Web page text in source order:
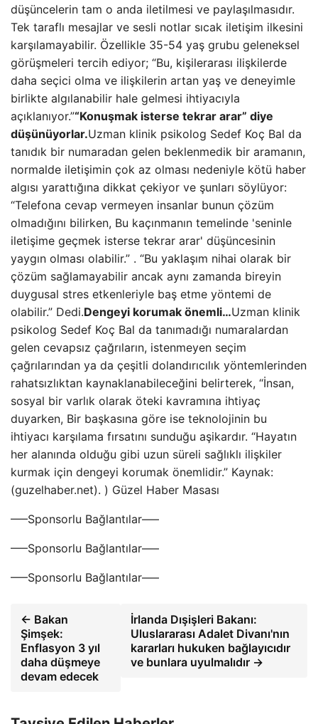
düşüncelerin tam o anda iletilmesi ve paylaşılmasıdır.
Tek taraflı mesajlar ve sesli notlar sıcak iletişim ilkesini
karşılamayabilir. Özellikle 35-54 yaş grubu geleneksel
görüşmeleri tercih ediyor; “Bu, kişilerarası ilişkilerde
daha seçici olma ve ilişkilerin artan yaş ve deneyimle
birlikte algılanabilir hale gelmesi ihtiyacıyla
açıklanıyor.”“Konuşmak isterse tekrar arar” diye
düşünüyorlar.Uzman klinik psikolog Sedef Koç Bal da
tanıdık bir numaradan gelen beklenmedik bir aramanın,
normalde iletişimin çok az olması nedeniyle kötü haber
algısı yarattığına dikkat çekiyor ve şunları söylüyor:
“Telefona cevap vermeyen insanlar bunun çözüm
olmadığını bilirken, Bu kaçınmanın temelinde 'seninle
iletişime geçmek isterse tekrar arar' düşüncesinin
yaygın olması olabilir.” . “Bu yaklaşım nihai olarak bir
çözüm sağlamayabilir ancak aynı zamanda bireyin
duygusal stres etkenleriyle baş etme yöntemi de
olabilir.” Dedi.Dengeyi korumak önemli…Uzman klinik
psikolog Sedef Koç Bal da tanımadığı numaralardan
gelen cevapsız çağrıların, istenmeyen seçim
çağrılarından ya da çeşitli dolandırıcılık yöntemlerinden
rahatsızlıktan kaynaklanabileceğini belirterek, “İnsan,
sosyal bir varlık olarak öteki kavramına ihtiyaç
duyarken, Bir başkasına göre ise teknolojinin bu
ihtiyacı karşılama fırsatını sunduğu aşikardır. “Hayatın
her alanında olduğu gibi uzun süreli sağlıklı ilişkiler
kurmak için dengeyi korumak önemlidir.” Kaynak:
(guzelhaber.net). ) Güzel Haber Masası
—–Sponsorlu Bağlantılar—–
—–Sponsorlu Bağlantılar—–
—–Sponsorlu Bağlantılar—–
← Bakan
Şimşek:
Enflasyon 3 yıl
daha düşmeye
devam edecek
İrlanda Dışişleri Bakanı:
Uluslararası Adalet Divanı'nın
kararları hukuken bağlayıcıdır
ve bunlara uyulmalıdır →